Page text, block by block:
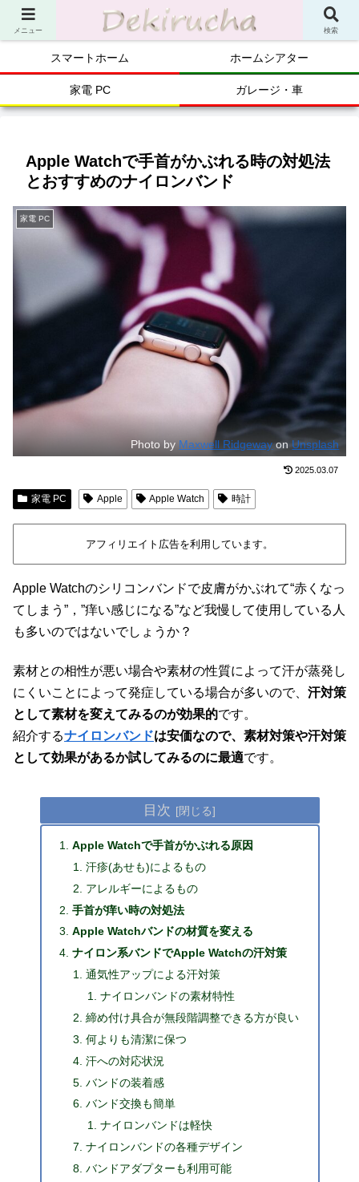
スマートホーム ホームシアター
家電 PC ガレージ・車
Apple Watchで手首がかぶれる時の対処法
とおすすめのナイロンバンド
家電 PC
Photo by Maxwell Ridgewayon Unsplash
2025.03.07
家電 PC Apple Apple Watch 時計
アフィリエイト広告を利用しています。
Apple Watchのシリコンバンドで皮膚がかぶれて“赤くなっ
てしまう”，”痒い感じになる”など我慢して使用している人
も多いのではないでしょうか？
素材との相性が悪い場合や素材の性質によって汗が蒸発し
にくいことによって発症している場合が多いので、 汗対策
として素材を変えてみるのが効果的です。
紹介するナイロンバンドは安価なので、素材対策や汗対策
として効果があるか試してみるのに最適です。
目次
Apple Watchで手首がかぶれる原因
汗疹(あせも)によるもの
アレルギーによるもの
手首が痒い時の対処法
Apple Watchバンドの材質を変える
ナイロン系バンドでApple Watchの汗対策
通気性アップによる汗対策
ナイロンバンドの素材特性
締め付け具合が無段階調整できる方が良い
何よりも清潔に保つ
汗への対応状況
バンドの装着感
バンド交換も簡単
ナイロンバンドは軽快
ナイロンバンドの各種デザイン
バンドアダプターも利用可能
メニュー 検索